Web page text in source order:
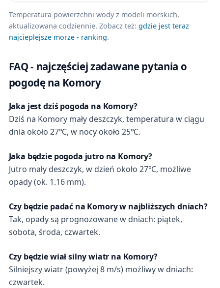
Temperatura powierzchni wody z modeli morskich,
aktualizowana codziennie. Zobacz też: gdzie jest teraz
najcieplejsze morze - ranking.
FAQ - najczęściej zadawane pytania o
pogodę na Komory
Jaka jest dziś pogoda na Komory?
Dziś na Komory mały deszczyk, temperatura w ciągu
dnia około 27℃, w nocy około 25℃.
Jaka będzie pogoda jutro na Komory?
Jutro mały deszczyk, w dzień około 27℃, możliwe
opady (ok. 1.16 mm).
Czy będzie padać na Komory w najbliższych dniach?
Tak, opady są prognozowane w dniach: piątek,
sobota, środa, czwartek.
Czy będzie wiał silny wiatr na Komory?
Silniejszy wiatr (powyżej 8 m/s) możliwy w dniach:
czwartek.